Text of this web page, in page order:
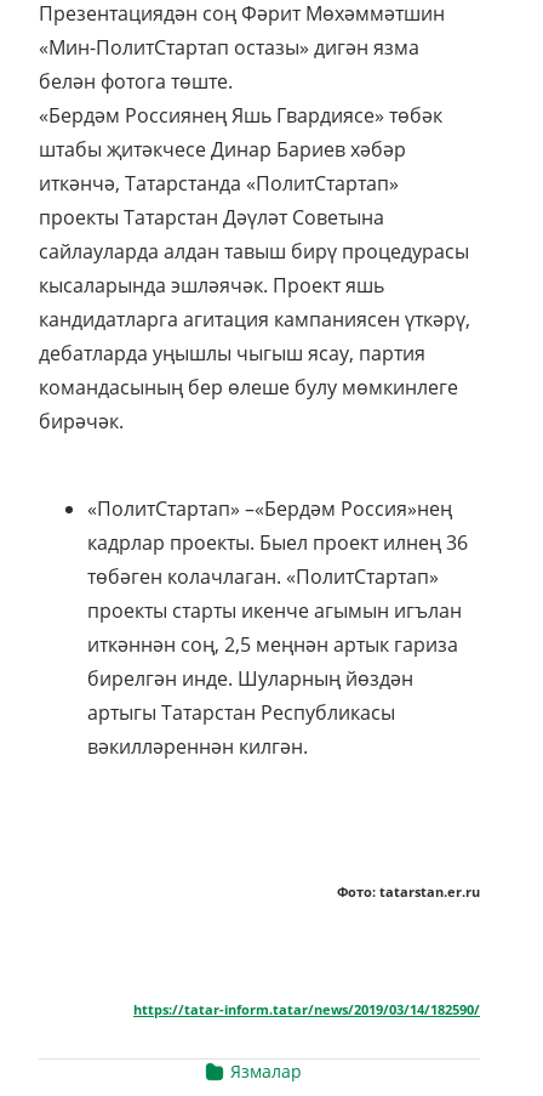
Презентациядән соң Фәрит Мөхәммәтшин
«Мин-ПолитСтартап остазы» дигән язма
белән фотога төште.
«Бердәм Россиянең Яшь Гвардиясе» төбәк
штабы җитәкчесе Динар Бариев хәбәр
иткәнчә, Татарстанда «ПолитСтартап»
проекты Татарстан Дәүләт Советына
сайлауларда алдан тавыш бирү процедурасы
кысаларында эшләячәк. Проект яшь
кандидатларга агитация кампаниясен үткәрү,
дебатларда уңышлы чыгыш ясау, партия
командасының бер өлеше булу мөмкинлеге
бирәчәк.
«ПолитСтартап» –«Бердәм Россия»нең
кадрлар проекты. Быел проект илнең 36
төбәген колачлаган. «ПолитСтартап»
проекты старты икенче агымын игълан
иткәннән соң, 2,5 меңнән артык гариза
бирелгән инде. Шуларның йөздән
артыгы Татарстан Республикасы
вәкилләреннән килгән.
Фото: tatarstan.er.ru
https://tatar-inform.tatar/news/2019/03/14/182590/
Язмалар